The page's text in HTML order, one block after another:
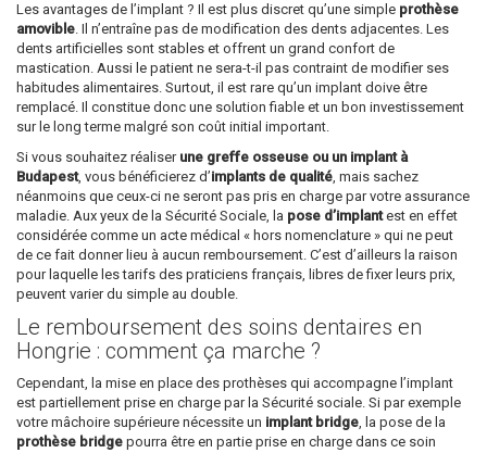
Les avantages de l’implant ? Il est plus discret qu’une simple prothèse
amovible. Il n’entraîne pas de modification des dents adjacentes. Les
dents artificielles sont stables et offrent un grand confort de
mastication. Aussi le patient ne sera-t-il pas contraint de modifier ses
habitudes alimentaires. Surtout, il est rare qu’un implant doive être
remplacé. Il constitue donc une solution fiable et un bon investissement
sur le long terme malgré son coût initial important.
Si vous souhaitez réaliser une greffe osseuse ou un implant à
Budapest, vous bénéficierez d’implants de qualité, mais sachez
néanmoins que ceux-ci ne seront pas pris en charge par votre assurance
maladie. Aux yeux de la Sécurité Sociale, la pose d’implantest en effet
considérée comme un acte médical « hors nomenclature » qui ne peut
de ce fait donner lieu à aucun remboursement. C’est d’ailleurs la raison
pour laquelle les tarifs des praticiens français, libres de fixer leurs prix,
peuvent varier du simple au double.
Le remboursement des soins dentaires en
Hongrie : comment ça marche ?
Cependant, la mise en place des prothèses qui accompagne l’implant
est partiellement prise en charge par la Sécurité sociale. Si par exemple
votre mâchoire supérieure nécessite un implant bridge, la pose de la
prothèse bridge pourra être en partie prise en charge dans ce soin